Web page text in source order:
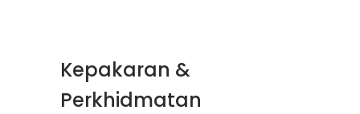
Kepakaran &
Perkhidmatan